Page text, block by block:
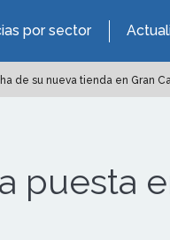
por sector
de su nueva tienda en Gran
puesta